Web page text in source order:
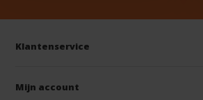
Klantenservice
Mijn account